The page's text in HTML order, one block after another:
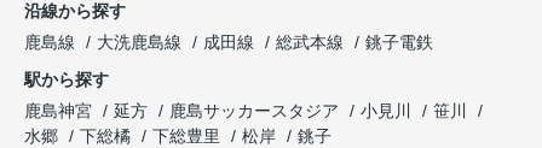
沿線から探す
鹿島線
大洗鹿島線 成田線 総武本線
銚子電鉄
駅から探す
鹿島神宮
延方 鹿島サッカースタジア 小見川
笹川
水郷
下総橘 下総豊里 松岸 銚子